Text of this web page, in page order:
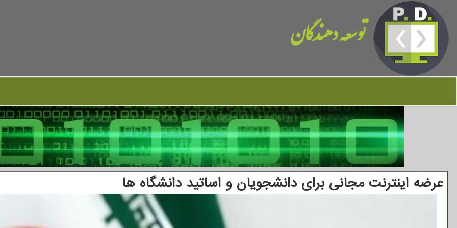
توسعه دهندگان
عرضه اینترنت مجانی برای دانشجویان و اساتید دانشگاه ها